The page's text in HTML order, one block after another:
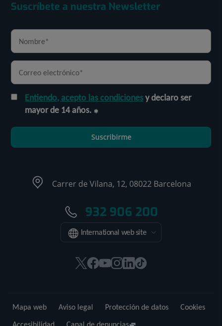
Suscríbete a nuestra Newsletter
Entiendo, acepto las condicionesy declaro ser
mayor de 14 años.
Suscribirme
Carrer de Vilana, 12, 08022 Barcelona
932 906 200
International web site
Este
en
una
Este
en
una
Este
en
una
Este
en
una
Este
en
una
Enlace
externa.
Mapa web Aviso legal Protección de datos
Cookies